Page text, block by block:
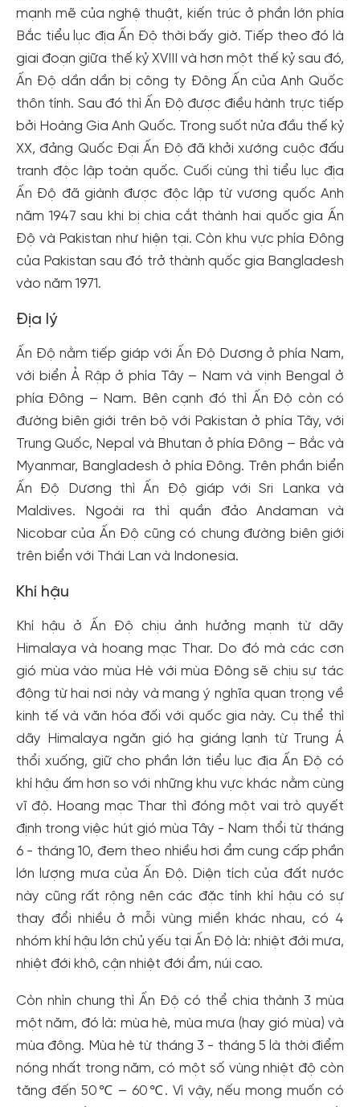
mạnh mẽ của nghệ thuật, kiến trúc ở phần lớn phía
Bắc tiểu lục địa Ấn Độ thời bấy giờ. Tiếp theo đó là
giai đoạn giữa thế kỷ XVIII và hơn một thế kỷ sau đó,
Ấn Độ dần dần bị công ty Đông Ấn của Anh Quốc
thôn tính. Sau đó thì Ấn Độ được điều hành trực tiếp
bởi Hoàng Gia Anh Quốc. Trong suốt nửa đầu thế kỷ
XX, đảng Quốc Đại Ấn Độ đã khởi xướng cuộc đấu
tranh độc lập toàn quốc. Cuối cùng thì tiểu lục địa
Ấn Độ đã giành được độc lập từ vương quốc Anh
năm 1947 sau khi bị chia cắt thành hai quốc gia Ấn
Độ và Pakistan như hiện tại. Còn khu vực phía Đông
của Pakistan sau đó trở thành quốc gia Bangladesh
vào năm 1971.
Địa lý
Ấn Độ nằm tiếp giáp với Ấn Độ Dương ở phía Nam,
với biển Ả Rập ở phía Tây – Nam và vịnh Bengal ở
phía Đông – Nam. Bên cạnh đó thì Ấn Độ còn có
đường biên giới trên bộ với Pakistan ở phía Tây, với
Trung Quốc, Nepal và Bhutan ở phía Đông – Bắc và
Myanmar, Bangladesh ở phía Đông. Trên phần biển
Ấn Độ Dương thì Ấn Độ giáp với Sri Lanka và
Maldives. Ngoài ra thì quần đảo Andaman và
Nicobar của Ấn Độ cũng có chung đường biên giới
trên biển với Thái Lan và Indonesia.
Khí hậu
Khí hậu ở Ấn Độ chịu ảnh hưởng mạnh từ dãy
Himalaya và hoang mạc Thar. Do đó mà các cơn
gió mùa vào mùa Hè với mùa Đông sẽ chịu sự tác
động từ hai nơi này và mang ý nghĩa quan trọng về
kinh tế và văn hóa đối với quốc gia này. Cụ thể thì
dãy Himalaya ngăn gió hạ giáng lạnh từ Trung Á
thổi xuống, giữ cho phần lớn tiểu lục địa Ấn Độ có
khí hậu ấm hơn so với những khu vực khác nằm cùng
vĩ độ. Hoang mạc Thar thì đóng một vai trò quyết
định trong việc hút gió mùa Tây - Nam thổi từ tháng
6 - tháng 10, đem theo nhiều hơi ẩm cung cấp phần
lớn lượng mưa của Ấn Độ. Diện tích của đất nước
này cũng rất rộng nên các đặc tính khí hậu có sự
thay đổi nhiều ở mỗi vùng miền khác nhau, có 4
nhóm khí hậu lớn chủ yếu tại Ấn Độ là: nhiệt đới mưa,
nhiệt đới khô, cận nhiệt đới ẩm, núi cao.
Còn nhìn chung thì Ấn Độ có thể chia thành 3 mùa
một năm, đó là: mùa hè, mùa mưa (hay gió mùa) và
mùa đông. Mùa hè từ tháng 3 - tháng 5 là thời điểm
nóng nhất trong năm, có một số vùng nhiệt độ còn
tăng đến 50℃ – 60℃. Vì vậy, nếu mong muốn có